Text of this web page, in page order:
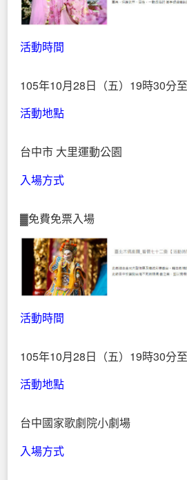
活動時間
105年10月28日（五）19時30分
活動地點
台中市 大里運動公園
入場方式
▓免費免票入場
活動時間
105年10月28日（五）19時30分
活動地點
台中國家歌劇院小劇場
入場方式